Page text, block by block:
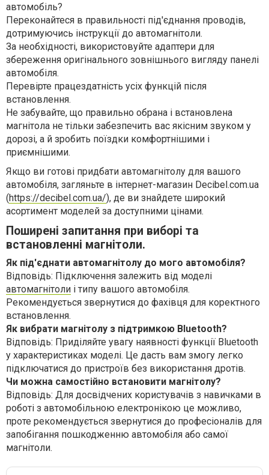
автомобіль?
Переконайтеся в правильності під'єднання проводів,
дотримуючись інструкції до автомагнітоли.
За необхідності, використовуйте адаптери для
збереження оригінального зовнішнього вигляду панелі
автомобіля.
Перевірте працездатність усіх функцій після
встановлення.
Не забувайте, що правильно обрана і встановлена
магнітола не тільки забезпечить вас якісним звуком у
дорозі, а й зробить поїздки комфортнішими і
приємнішими.
Якщо ви готові придбати автомагнітолу для вашого
автомобіля, загляньте в інтернет-магазин Decibel.com.ua
(https://decibel.com.ua/), де ви знайдете широкий
асортимент моделей за доступними цінами.
Поширені запитання при виборі та
встановленні магнітоли.
Як під'єднати автомагнітолу до мого автомобіля?
Відповідь: Підключення залежить від моделі
автомагнітоли і типу вашого автомобіля.
Рекомендується звернутися до фахівця для коректного
встановлення.
Як вибрати магнітолу з підтримкою Bluetooth?
Відповідь: Приділяйте увагу наявності функції Bluetooth
у характеристиках моделі. Це дасть вам змогу легко
підключатися до пристроїв без використання дротів.
Чи можна самостійно встановити магнітолу?
Відповідь: Для досвідчених користувачів з навичками в
роботі з автомобільною електронікою це можливо,
проте рекомендується звернутися до професіоналів для
запобігання пошкодженню автомобіля або самої
магнітоли.